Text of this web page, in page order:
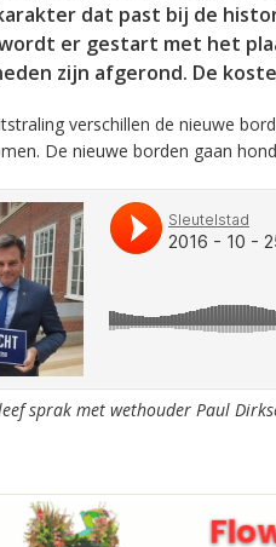
dat past bij de
er gestart met het
zijn afgerond. De
verschillen de nieuwe
De nieuwe borden gaan
sprak met wethouder Paul